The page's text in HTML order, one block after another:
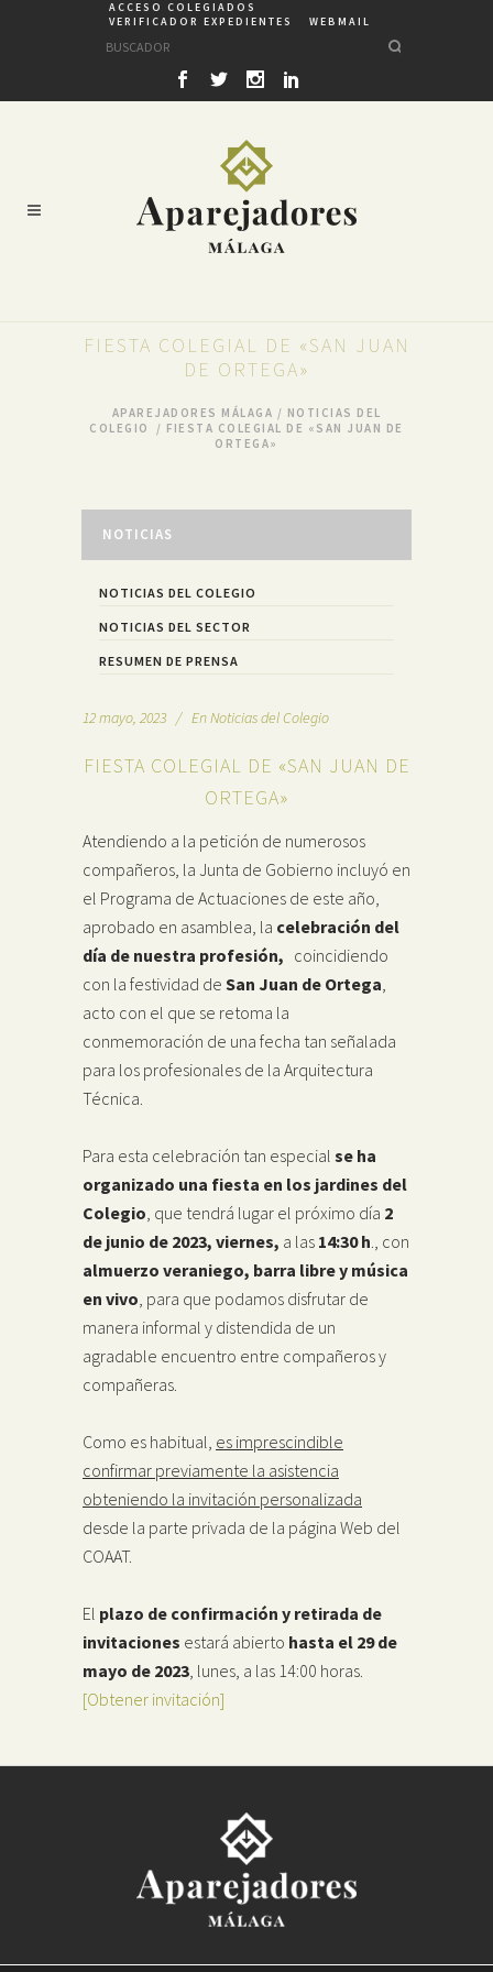
ACCESO COLEGIADOS
VERIFICADOR EXPEDIENTES
WEBMAIL
FIESTA COLEGIAL DE «SAN JUAN
DE ORTEGA»
APAREJADORES MÁLAGA / NOTICIAS DEL
COLEGIO
/ FIESTA COLEGIAL DE «SAN JUAN DE
ORTEGA»
NOTICIAS
NOTICIAS DEL COLEGIO
NOTICIAS DEL SECTOR
RESUMEN DE PRENSA
12 mayo, 2023 EnNoticias del Colegio
FIESTA COLEGIAL DE «SAN JUAN DE
ORTEGA»
Atendiendo a la petición de numerosos
compañeros, la Junta de Gobierno incluyó en
el Programa de Actuaciones de este año,
aprobado en asamblea, la celebración del
día de nuestra profesión, coincidiendo
con la festividad de San Juan de Ortega
acto con el que se retoma la
conmemoración de una fecha tan señalada
para los profesionales de la Arquitectura
Técnica.
Para esta celebración tan especial se ha
organizado una fiesta en los jardines del
Colegio , que tendrá lugar el próximo día 2
de junio de 2023, viernes, a las 14:30 h ., con
almuerzo veraniego, barra libre y música
en vivo , para que podamos disfrutar de
manera informal y distendida de un
agradable encuentro entre compañeros y
compañeras.
Como es habitual, es imprescindible
confirmar previamente la asistencia
obteniendo la invitación personalizada
desde la parte privada de la página Web del
COAAT.
El plazo de confirmación y retirada de
invitaciones estará abierto hasta el 29 de
mayo de 2023 , lunes, a las 14:00 horas.
[Obtener invitación]